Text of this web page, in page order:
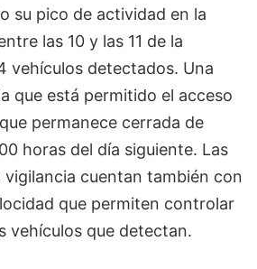
su pico de actividad en la
las 10 y las 11 de la
vehículos detectados. Una
que está permitido el acceso
permanece cerrada de
horas del día siguiente. Las
vigilancia cuentan también con
que permiten controlar
vehículos que detectan.